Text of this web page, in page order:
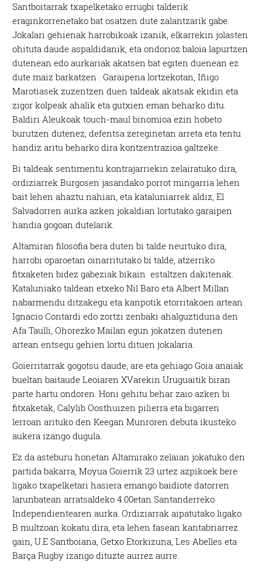
Santboitarrak txapelketako errugbi talderik
eraginkorrenetako bat osatzen dute zalantzarik gabe.
Jokalari gehienak harrobikoak izanik, elkarrekin jolasten
ohituta daude aspaldidanik, eta ondorioz baloia lapurtzen
dutenean edo aurkariak akatsen bat egiten duenean ez
dute maiz barkatzen . Garaipena lortzekotan, Iñigo
Marotiasek zuzentzen duen taldeak akatsak ekidin eta
zigor kolpeak ahalik eta gutxien eman beharko ditu.
Baldiri Aleukoak touch-maul binomioa ezin hobeto
burutzen dutenez, defentsa zereginetan arreta eta tentu
handiz aritu beharko dira kontzentrazioa galtzeke.
Bi taldeak sentimentu kontrajarriekin zelairatuko dira,
ordiziarrek Burgosen jasandako porrot mingarria lehen
bait lehen ahaztu nahian, eta kataluniarrek aldiz, El
Salvadorren aurka azken jokaldian lortutako garaipen
handia gogoan dutelarik.
Altamiran filosofia bera duten bi talde neurtuko dira,
harrobi oparoetan oinarritutako bi talde, atzerriko
fitxaketen bidez gabeziak bikain estaltzen dakitenak.
Kataluniako taldean etxeko Nil Baro eta Albert Millan
nabarmendu ditzakegu eta kanpotik etorritakoen artean
Ignacio Contardi edo zortzi zenbaki ahalguztiduna den
Afa Taulli, Ohorezko Mailan egun jokatzen dutenen
artean entsegu gehien lortu dituen jokalaria.
Goierritarrak gogotsu daude, are eta gehiago Goia anaiak
bueltan baitaude Leoiaren XVarekin Uruguaitik biran
parte hartu ondoren. Honi gehitu behar zaio azken bi
fitxaketak, Calylib Oosthuizen pilierra eta bigarren
lerroan arituko den Keegan Munroren debuta ikusteko
aukera izango dugula.
Ez da asteburu honetan Altamirako zelaian jokatuko den
partida bakarra, Moyua Goierrik 23 urtez azpikoek bere
ligako txapelketari hasiera emango baidiote datorren
larunbatean arratsaldeko 4.00etan Santanderreko
Independientearen aurka. Ordiziarrak aipatutako ligako
B multzoan kokatu dira, eta lehen fasean kantabriarrez
gain, U.E Santboiana, Getxo Etorkizuna, Les Abelles eta
Barça Rugby izango dituzte aurrez aurre.